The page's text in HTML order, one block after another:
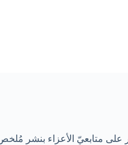
متابعيّ الأعزاء بنشر مُلخص